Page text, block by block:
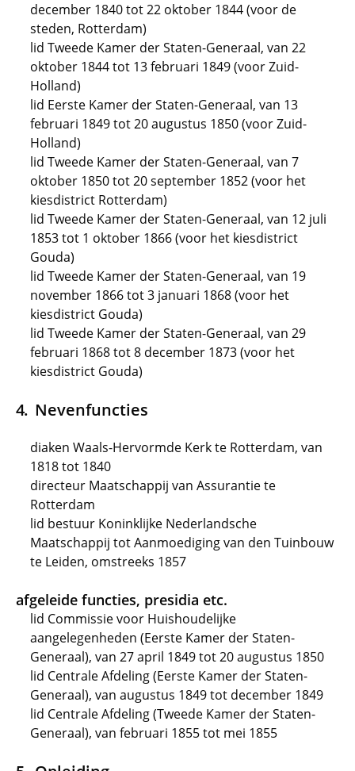
december 1840 tot 22 oktober 1844 (voor de
steden, Rotterdam)
lid Tweede Kamer der Staten-Generaal, van 22
oktober 1844 tot 13 februari 1849 (voor Zuid-
Holland)
lid Eerste Kamer der Staten-Generaal, van 13
februari 1849 tot 20 augustus 1850 (voor Zuid-
Holland)
lid Tweede Kamer der Staten-Generaal, van 7
oktober 1850 tot 20 september 1852 (voor het
kiesdistrict Rotterdam)
lid Tweede Kamer der Staten-Generaal, van 12 juli
1853 tot 1 oktober 1866 (voor het kiesdistrict
Gouda)
lid Tweede Kamer der Staten-Generaal, van 19
november 1866 tot 3 januari 1868 (voor het
kiesdistrict Gouda)
lid Tweede Kamer der Staten-Generaal, van 29
februari 1868 tot 8 december 1873 (voor het
kiesdistrict Gouda)
Nevenfuncties
diaken Waals-Hervormde Kerk te Rotterdam, van
1818 tot 1840
directeur Maatschappij van Assurantie te
Rotterdam
lid bestuur Koninklijke Nederlandsche
Maatschappij tot Aanmoediging van den Tuinbouw
te Leiden, omstreeks 1857
afgeleide functies, presidia etc.
lid Commissie voor Huishoudelijke
aangelegenheden (Eerste Kamer der Staten-
Generaal), van 27 april 1849 tot 20 augustus 1850
lid Centrale Afdeling (Eerste Kamer der Staten-
Generaal), van augustus 1849 tot december 1849
lid Centrale Afdeling (Tweede Kamer der Staten-
Generaal), van februari 1855 tot mei 1855